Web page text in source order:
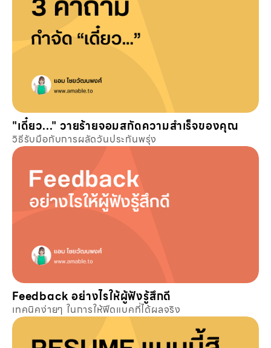
"เดี๋ยว..." วายร้ายจอมสกัดความสำเร็จของคุณ
วิธีรับมือกับการผลัดวันประกันพรุ่ง
Feedback อย่างไรให้ผู้ฟังรู้สึกดี
เทคนิคง่ายๆ ในการให้ฟีดแบคที่ได้ผลจริง